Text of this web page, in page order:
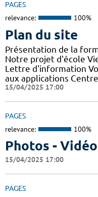
PAGES
relevance: 100%
Plan du site
Présentation de la
Notre projet d'école
Lettre d'information
aux applications
15/04/2025 17:00
PAGES
relevance: 100%
Photos -
15/04/2025 17:00
PAGES